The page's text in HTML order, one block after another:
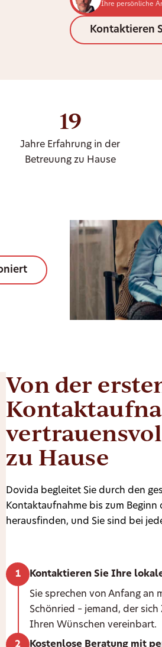
Ihre persönliche
Kontaktieren
19
Jahre Erfahrung in der
Betreuung zu Hause
Von der
zu Hause
Dovida begleitet Sie durch den
Kontaktaufnahme bis zum Beginn
herausfinden, und Sie sind bei
Kontaktieren Sie Ihre
Sie sprechen von Anfang an
Schönried – jemand, der
Ihren Wünschen vereinbart.
Kostenlose Beratung mit